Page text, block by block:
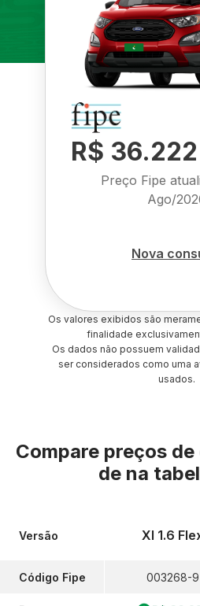
R$ 36.222
Preço Fipe
Ago/
Nova
Os valores exibidos são
finalidade
Os dados não possuem
ser considerados como uma
usados.
Compare preços
de na
Versão
Código Fipe
Xl 1.6
003268-9